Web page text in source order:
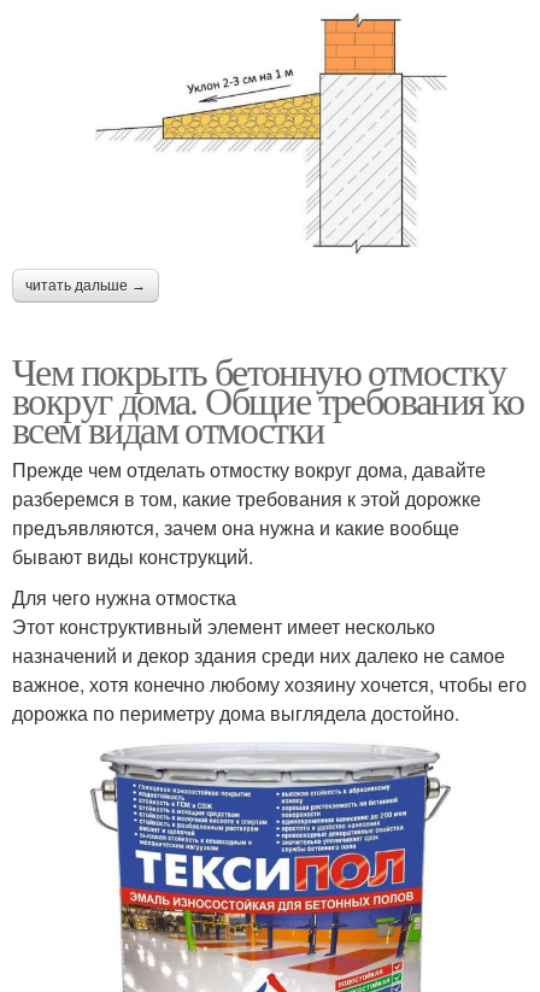
читать дальше →
Чем покрыть бетонную отмостку
вокруг дома. Общие требования ко
всем видам отмостки
Прежде чем отделать отмостку вокруг дома, давайте
разберемся в том, какие требования к этой дорожке
предъявляются, зачем она нужна и какие вообще
бывают виды конструкций.
Для чего нужна отмостка
Этот конструктивный элемент имеет несколько
назначений и декор здания среди них далеко не самое
важное, хотя конечно любому хозяину хочется, чтобы его
дорожка по периметру дома выглядела достойно.